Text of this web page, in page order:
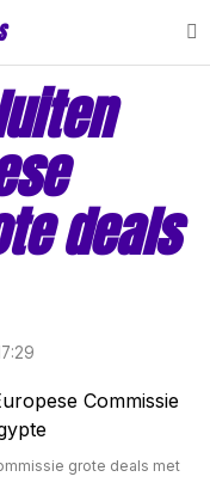
deals
grote deals met